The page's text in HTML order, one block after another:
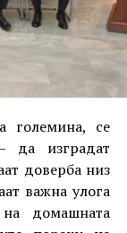
големина, се
да изградат
доверба низ
важна улога
на домашната